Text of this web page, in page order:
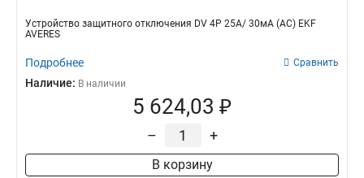
Устройство защитного отключения DV 4P 25А/ 30мА (AC) EKF
AVERES
Подробнее Сравнить
Наличие: В наличии
5 624,03 ₽
– +
В корзину